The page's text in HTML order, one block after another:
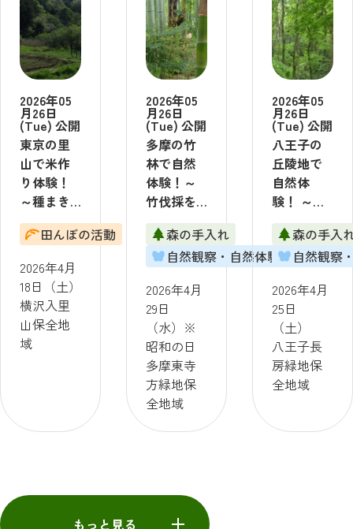
2026年05
月26日
(Tue) 公開
東京の里
山で米作
り体験！
～種まき
編～ 2026
年4月18日
（土）
【実施：
横沢入里
山保全地
域】
田んぼの活動
2026年4月
18日（土）
横沢入里
山保全地
域
2026年05
月26日
(Tue) 公開
多摩の竹
林で自然
体験！～
竹伐採を
してみよ
う～ 2026
年4月29日
【実施：
多摩東寺
方緑地保
全地域】
森の手入れ
自然観察・自然体験
2026年4月
29日
（水）※
昭和の日
多摩東寺
方緑地保
全地域
2026年05
月26日
(Tue) 公開
八王子の
丘陵地で
自然体
験！ ～希
少な植物
を観察＆
散策路を
よう～
2026年4月
25日
（土）
【実施：
八王子長
全地域】
森の手入
自然観察
2026年4月
25日
（土）
八王子長
房緑地保
全地域
もっと見る